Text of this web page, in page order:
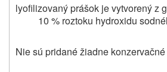
lyofilizovaný prášok je vytvorený z
10 % roztoku hydroxidu
Nie sú pridané žiadne konzervačné